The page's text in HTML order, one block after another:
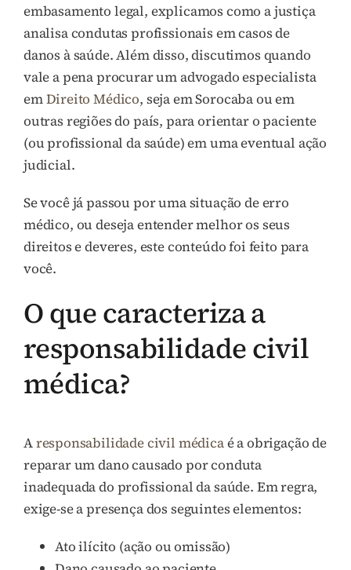
embasamento legal, explicamos como a justiça
analisa condutas profissionais em casos de
danos à saúde. Além disso, discutimos quando
vale a pena procurar um advogado especialista
emDireito Médico, seja em Sorocaba ou em
outras regiões do país, para orientar o paciente
(ou profissional da saúde) em uma eventual ação
judicial.
Se você já passou por uma situação de erro
médico, ou deseja entender melhor os seus
direitos e deveres, este conteúdo foi feito para
você.
O que caracteriza a
responsabilidade civil
médica?
Aresponsabilidade civil médicaé a obrigação de
reparar um dano causado por conduta
inadequada do profissional da saúde. Em regra,
exige-se a presença dos seguintes elementos:
Ato ilícito (ação ou omissão)